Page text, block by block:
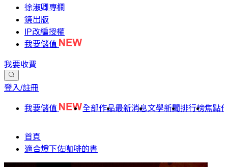
徐淑卿專欄
鏡出版
IP改編授權
我要儲值
我要收費
登入/註冊
我要儲值 全部作品最新消息文學新聞排行榜焦點
首頁
適合燈下佐咖啡的書